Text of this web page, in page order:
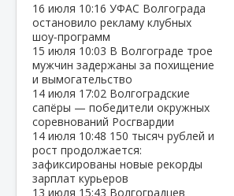
16 июля 10:16 УФАС Волгограда
остановило рекламу клубных
шоу‑программ
15 июля 10:03 В Волгограде трое
мужчин задержаны за похищение
и вымогательство
14 июля 17:02 Волгоградские
сапёры — победители окружных
соревнований Росгвардии
14 июля 10:48 150 тысяч рублей и
рост продолжается:
зафиксированы новые рекорды
зарплат курьеров
13 июля 15:43 Волгоградцев